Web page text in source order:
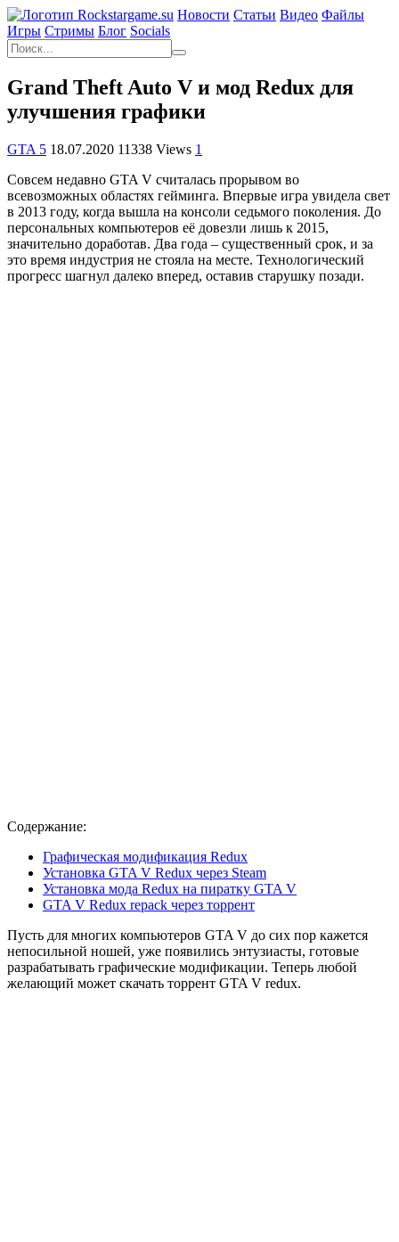
Новости Статьи Видео Файлы
Игры Cтримы Блог Socials
Grand Theft Auto V и мод Redux для
улучшения графики
GTA 5 18.07.2020 11338 Views 1
Совсем недавно GTA V считалась прорывом во
всевозможных областях гейминга. Впервые игра увидела свет
в 2013 году, когда вышла на консоли седьмого поколения. До
персональных компьютеров её довезли лишь к 2015,
значительно доработав. Два года – существенный срок, и за
это время индустрия не стояла на месте. Технологический
прогресс шагнул далеко вперед, оставив старушку позади.
Содержание:
Графическая модификация Redux
Установка GTA V Redux через Steam
Установка мода Redux на пиратку GTA V
GTA V Redux repack через торрент
Пусть для многих компьютеров GTA V до сих пор кажется
непосильной ношей, уже появились энтузиасты, готовые
разрабатывать графические модификации. Теперь любой
желающий может скачать торрент GTA V redux.